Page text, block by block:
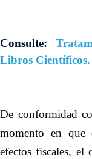
Consulte:
Libros Científicos.
De conformidad
momento en que
efectos fiscales,